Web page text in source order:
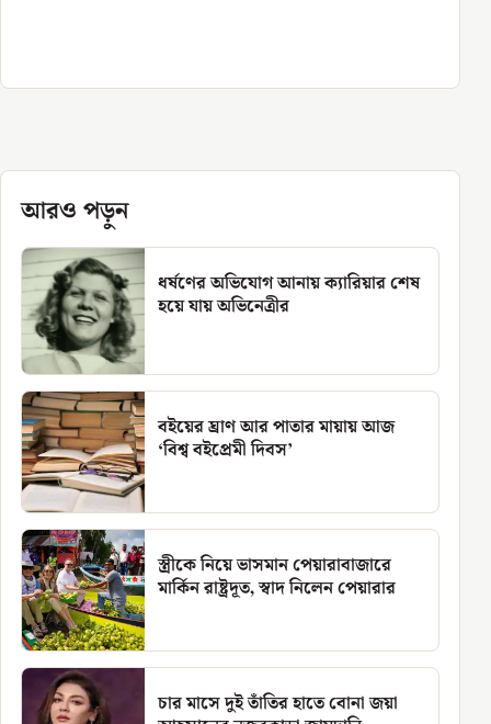
আরও পড়ুন
ধর্ষণের অভিযোগ আনায় ক্যারিয়ার শেষ
হয়ে যায় অভিনেত্রীর
বইয়ের ঘ্রাণ আর পাতার মায়ায় আজ
‘বিশ্ব বইপ্রেমী দিবস’
স্ত্রীকে নিয়ে ভাসমান পেয়ারাবাজারে
মার্কিন রাষ্ট্রদূত, স্বাদ নিলেন পেয়ারার
চার মাসে দুই তাঁতির হাতে বোনা জয়া